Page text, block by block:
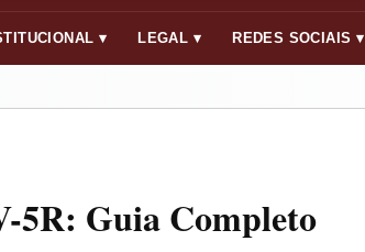
▾ LEGAL ▾ REDES SOCIAIS ▾
5R: Guia Completo